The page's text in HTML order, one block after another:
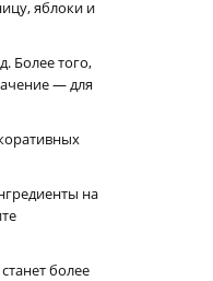
яблоки и
Более того,
— для
на
более